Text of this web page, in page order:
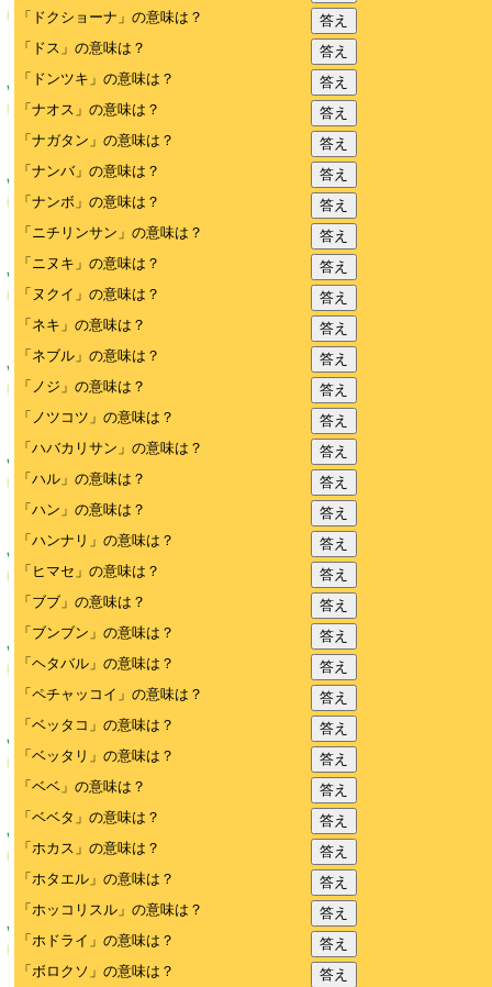
「ドクショーナ」の意味は？
答え
「ドス」の意味は？
答え
「ドンツキ」の意味は？
答え
「ナオス」の意味は？
答え
「ナガタン」の意味は？
答え
「ナンバ」の意味は？
答え
「ナンボ」の意味は？
答え
「ニチリンサン」の意味は？
答え
「ニヌキ」の意味は？
答え
「ヌクイ」の意味は？
答え
「ネキ」の意味は？
答え
「ネブル」の意味は？
答え
「ノジ」の意味は？
答え
「ノツコツ」の意味は？
答え
「ハバカリサン」の意味は？
答え
「ハル」の意味は？
答え
「ハン」の意味は？
答え
「ハンナリ」の意味は？
答え
「ヒマセ」の意味は？
答え
「ブブ」の意味は？
答え
「ブンブン」の意味は？
答え
「ヘタバル」の意味は？
答え
「ペチャッコイ」の意味は？
答え
「ベッタコ」の意味は？
答え
「ベッタリ」の意味は？
答え
「ベベ」の意味は？
答え
「ベベタ」の意味は？
答え
「ホカス」の意味は？
答え
「ホタエル」の意味は？
答え
「ホッコリスル」の意味は？
答え
「ホドライ」の意味は？
答え
「ボロクソ」の意味は？
答え